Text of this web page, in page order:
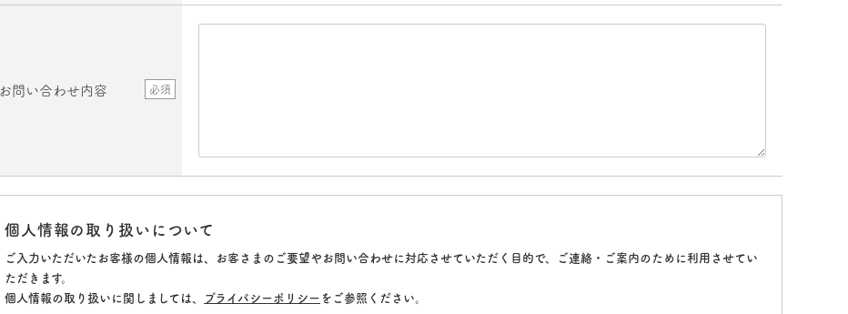
お問い合わせ内容 必須
個人情報の取り扱いについて
ご入力いただいたお客様の個人情報は、お客さまのご要望やお問い合わせに対応させていただく目的で、ご連絡・ご案内のために利用させてい
ただきます。
個人情報の取り扱いに関しましては、
プライバシーポリシー をご参照ください。